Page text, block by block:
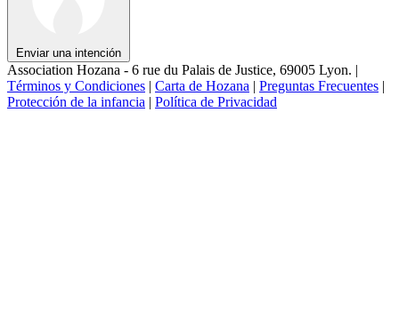
Enviar una intención
Association Hozana - 6 rue du Palais de Justice, 69005 Lyon. |
Términos y Condiciones | Carta de Hozana | Preguntas Frecuentes |
Protección de la infancia | Política de Privacidad